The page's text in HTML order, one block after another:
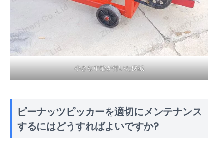
小さな車輪が付いた機械
ピーナッツピッカーを適切にメンテナンス
するにはどうすればよいですか?